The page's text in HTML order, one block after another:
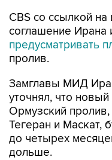
CBS со ссылкой на
соглашение Ирана
предусматривать
пролив.
Замглавы МИД
уточнял, что
Ормузский
Тегеран и Маскат,
до четырех
дольше.